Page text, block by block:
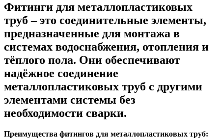
Фитинги для металлопластиковых
труб – это соединительные элементы,
предназначенные для монтажа в
системах водоснабжения, отопления и
тёплого пола. Они обеспечивают
надёжное соединение
металлопластиковых труб с другими
элементами системы без
необходимости сварки.
Преимущества фитингов для металлопластиковых труб: